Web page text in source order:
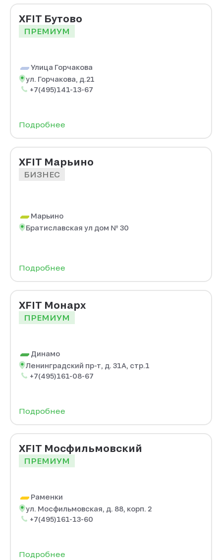
XFIT Бутово
ПРЕМИУМ
Улица Горчакова
ул. Горчакова, д.21
+7(495)141-13-67
Подробнее
XFIT Марьино
БИЗНЕС
Марьино
Братиславская ул дом № 30
Подробнее
XFIT Монарх
ПРЕМИУМ
Динамо
Ленинградский пр-т, д. 31А, стр.1
+7(495)161-08-67
Подробнее
XFIT Мосфильмовский
ПРЕМИУМ
Раменки
ул. Мосфильмовская, д. 88, корп. 2
+7(495)161-13-60
Подробнее